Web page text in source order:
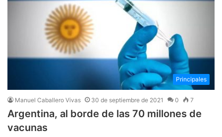
Principales
Manuel Caballero Vivas 30 de septiembre de 2021 0 7
Argentina, al borde de las 70 millones de
vacunas